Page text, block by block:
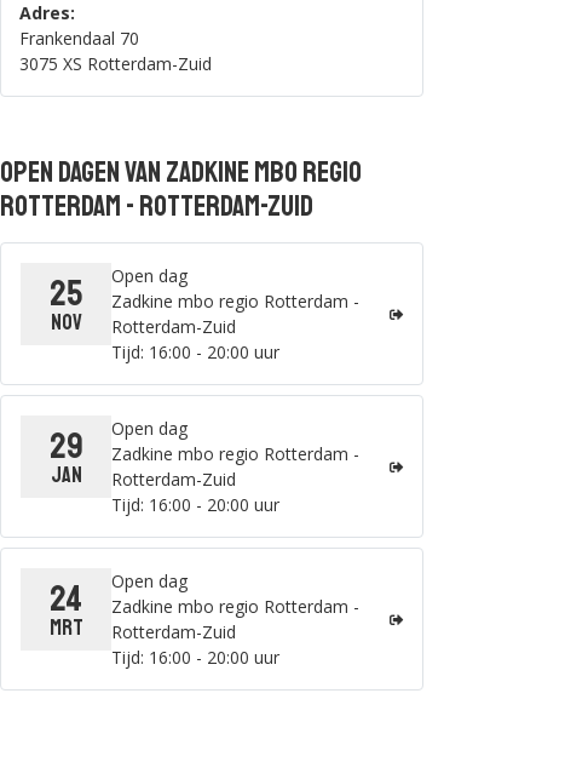
Adres:
Frankendaal 70
3075 XS Rotterdam-Zuid
Open dagen van Zadkine mbo regio
Rotterdam - Rotterdam-Zuid
25
nov
Open dag
Zadkine mbo regio Rotterdam -
Rotterdam-Zuid
Tijd: 16:00 - 20:00 uur
29
jan
Open dag
Zadkine mbo regio Rotterdam -
Rotterdam-Zuid
Tijd: 16:00 - 20:00 uur
24
mrt
Open dag
Zadkine mbo regio Rotterdam -
Rotterdam-Zuid
Tijd: 16:00 - 20:00 uur